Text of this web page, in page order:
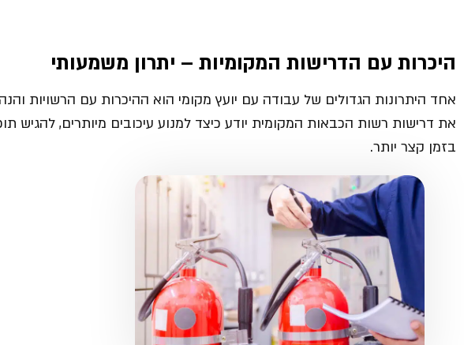
היכרות עם הדרישות המקומיות – יתרון משמעותי
אחד היתרונות הגדולים של עבודה עם יועץ מקומי הוא ההיכרות עם הרשויות
את דרישות רשות הכבאות המקומית יודע כיצד למנוע עיכובים מיותרים, להגיש
בזמן קצר יותר.